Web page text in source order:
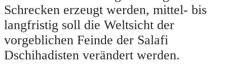
Schrecken erzeugt werden, mittel- bis
langfristig soll die Weltsicht der
vorgeblichen Feinde der Salafi
Dschihadisten verändert werden.